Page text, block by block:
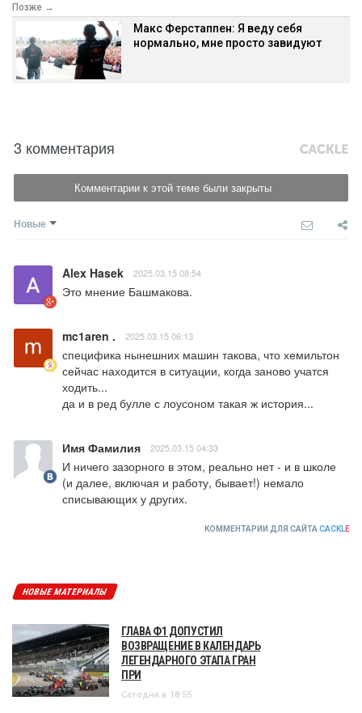
Позже →
Макс Ферстаппен: Я веду себя
нормально, мне просто завидуют
3 комментария
Комментарии к этой теме были закрыты
Новые
Alex Hasek 2025.03.15 08:54
Это мнение Башмакова.
mc1aren . 2025.03.15 06:13
специфика нынешних машин такова, что хемильтон
сейчас находится в ситуации, когда заново учатся
ходить...
да и в ред булле с лоусоном такая ж история...
Имя Фамилия 2025.03.15 04:33
И ничего зазорного в этом, реально нет - и в школе
(и далее, включая и работу, бывает!) немало
списывающих у других.
КОММЕНТАРИИ ДЛЯ САЙТА CACKLE
НОВЫЕ МАТЕРИАЛЫ
ГЛАВА Ф1 ДОПУСТИЛ
ВОЗВРАЩЕНИЕ В КАЛЕНДАРЬ
ЛЕГЕНДАРНОГО ЭТАПА ГРАН
ПРИ
Сегодня в 18:55